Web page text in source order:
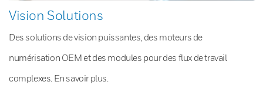
Vision Solutions
Des solutions de vision puissantes, des moteurs de
numérisation OEM et des modules pour des flux de travail
complexes. En savoir plus.